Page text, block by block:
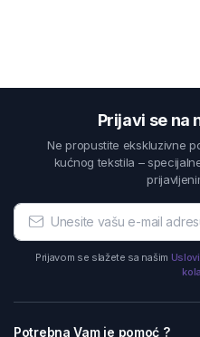
Prijavi se na
Ne propustite ekskluzivne
kućnog tekstila –
Prijavom se slažete sa našim
Potrebna Vam je pomoć ?